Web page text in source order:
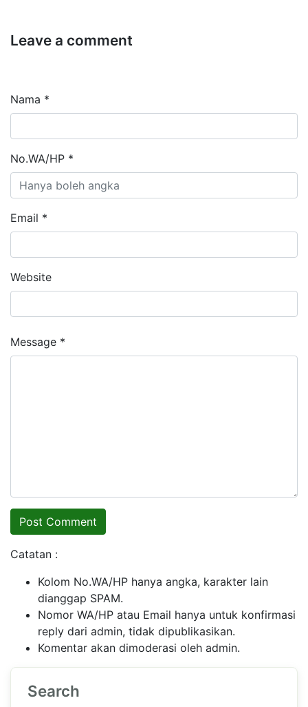
Leave a comment
Nama *
No.WA/HP *
Email *
Website
Message *
Catatan :
Kolom No.WA/HP hanya angka, karakter lain
dianggap SPAM.
Nomor WA/HP atau Email hanya untuk konfirmasi
reply dari admin, tidak dipublikasikan.
Komentar akan dimoderasi oleh admin.
Search